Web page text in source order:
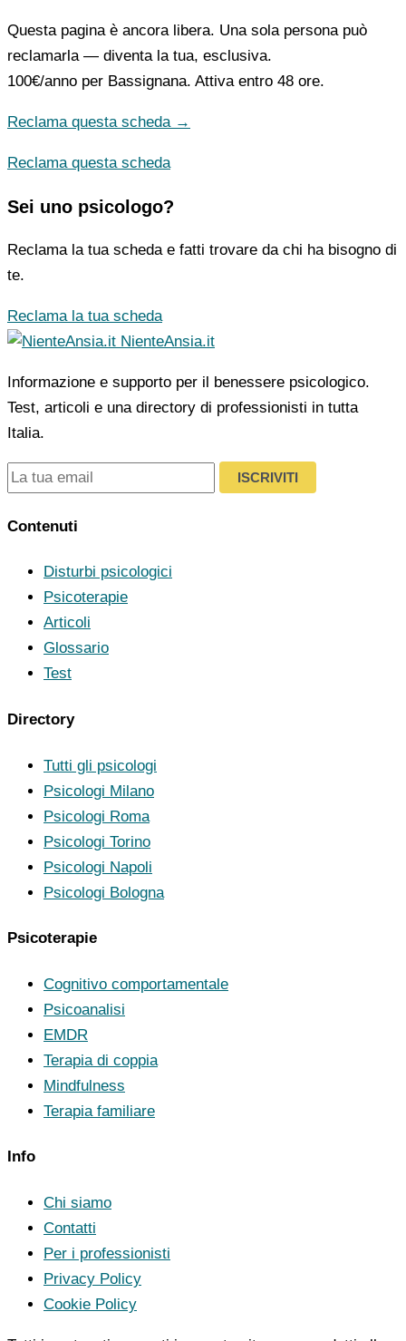
Questa pagina è ancora libera. Una sola persona può
reclamarla — diventa la tua, esclusiva.
100€/anno per Bassignana. Attiva entro 48 ore.
Reclama questa scheda →
Reclama questa scheda
Sei uno psicologo?
Reclama la tua scheda e fatti trovare da chi ha bisogno di
te.
Reclama la tua scheda
NienteAnsia.it
Informazione e supporto per il benessere psicologico.
Test, articoli e una directory di professionisti in tutta
Italia.
ISCRIVITI
Contenuti
Disturbi psicologici
Psicoterapie
Articoli
Glossario
Test
Directory
Tutti gli psicologi
Psicologi Milano
Psicologi Roma
Psicologi Torino
Psicologi Napoli
Psicologi Bologna
Psicoterapie
Cognitivo comportamentale
Psicoanalisi
EMDR
Terapia di coppia
Mindfulness
Terapia familiare
Info
Chi siamo
Contatti
Per i professionisti
Privacy Policy
Cookie Policy